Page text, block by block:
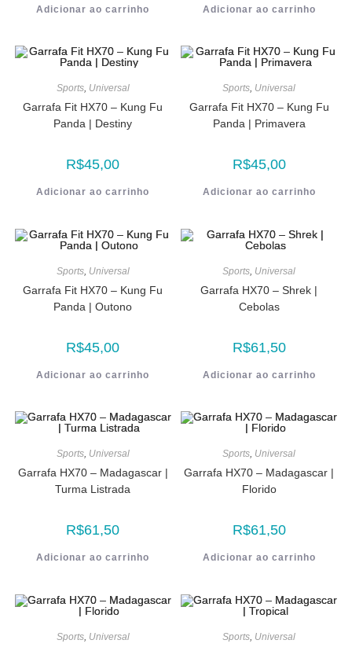
Adicionar ao carrinho Adicionar ao carrinho
Sports, Universal
Garrafa Fit HX70 – Kung Fu
Panda | Destiny
R$45,00
Adicionar ao carrinho
Sports, Universal
Garrafa Fit HX70 – Kung Fu
Panda | Primavera
R$45,00
Adicionar ao carrinho
Sports, Universal
Garrafa Fit HX70 – Kung Fu
Panda | Outono
R$45,00
Adicionar ao carrinho
Sports, Universal
Garrafa HX70 – Shrek |
Cebolas
R$61,50
Adicionar ao carrinho
Sports, Universal
Garrafa HX70 – Madagascar |
Turma Listrada
R$61,50
Adicionar ao carrinho
Sports, Universal
Garrafa HX70 – Madagascar |
Florido
R$61,50
Adicionar ao carrinho
Sports, Universal Sports, Universal